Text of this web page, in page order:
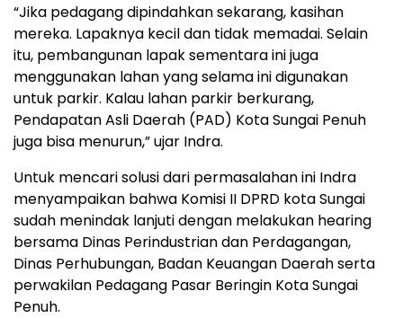
“Jika pedagang dipindahkan sekarang, kasihan
mereka. Lapaknya kecil dan tidak memadai. Selain
itu, pembangunan lapak sementara ini juga
menggunakan lahan yang selama ini digunakan
untuk parkir. Kalau lahan parkir berkurang,
Pendapatan Asli Daerah (PAD) Kota Sungai Penuh
juga bisa menurun,” ujar Indra.
Untuk mencari solusi dari permasalahan ini Indra
menyampaikan bahwa Komisi II DPRD kota Sungai
sudah menindak lanjuti dengan melakukan hearing
bersama Dinas Perindustrian dan Perdagangan,
Dinas Perhubungan, Badan Keuangan Daerah serta
perwakilan Pedagang Pasar Beringin Kota Sungai
Penuh.